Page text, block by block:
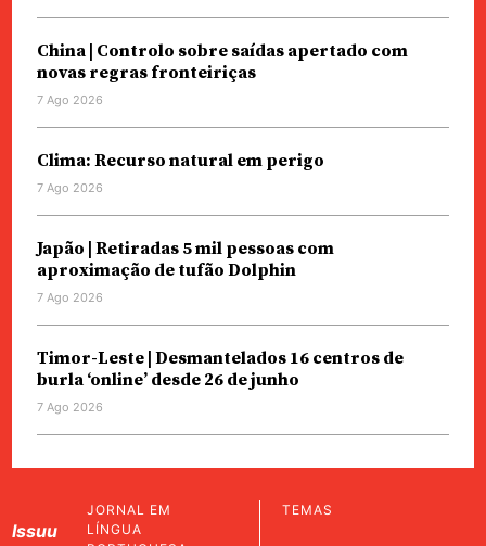
China | Controlo sobre saídas apertado com
novas regras fronteiriças
7 Ago 2026
Clima: Recurso natural em perigo
7 Ago 2026
Japão | Retiradas 5 mil pessoas com
aproximação de tufão Dolphin
7 Ago 2026
Timor-Leste | Desmantelados 16 centros de
burla ‘online’ desde 26 de junho
7 Ago 2026
Issuu
JORNAL EM
LÍNGUA
TEMAS